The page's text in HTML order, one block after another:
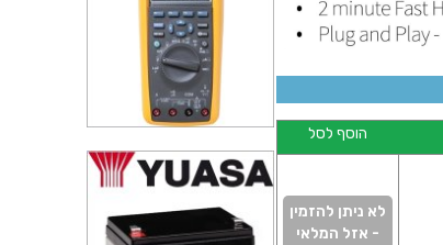
הוסף לסל
לא ניתן להזמין
- אזל המלאי